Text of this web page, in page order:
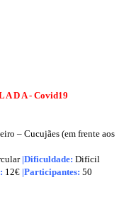
A D A - Covid19
– Cucujães (em frente aos
|Dificuldade: Difícil
12€ |Participantes: 50